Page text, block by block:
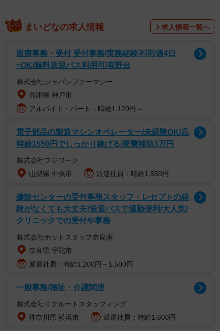
3分で復活！
▽ 首元のヨレヨレを直す方法
① 首元のリブを縦方向にまっすぐ引っ張り、できてしまっ
た隙間をもとに戻す。
ヨレヨレを押さえこむイメージで。
※ 横にスライドはNGとのこと。
2/2
アイロンを垂直にあてるのがコツ※画像はイメージです（Arnaud
Hébert/stock.adobe.com）
まいどなの求人情報 求人情報一覧へ
医療事務・受付 受付事務/実務経験不問/週4日
~OK/無料送迎バス利用可/有野台
株式会社ジャパンファーマシー
兵庫県 神戸市
アルバイト・パート：時給1,120円～
電子部品の製造マシンオペレーター/未経験OK/高
時給1550円でしっかり稼げる/寮費補助3万円
株式会社フジワーク
山梨県 中央市
派遣社員：時給1,550円
健診センターの受付事務スタッフ・レセプトの経
験がなくても大丈夫!送迎バスで通勤便利/大人気!
クリニックでの受付や事務
株式会社ホットスタッフ奈良南
奈良県 宇陀市
派遣社員：時給1,200円～1,500円
一般事務/福祉・介護関連
株式会社リクルートスタッフィング
神奈川県 横浜市
派遣社員：時給1,600円